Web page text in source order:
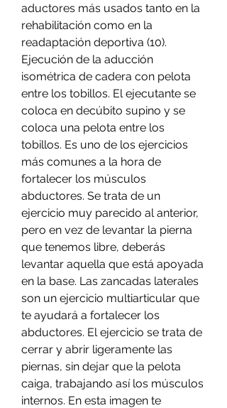
aductores más usados tanto en la
rehabilitación como en la
readaptación deportiva (10).
Ejecución de la aducción
isométrica de cadera con pelota
entre los tobillos. El ejecutante se
coloca en decúbito supino y se
coloca una pelota entre los
tobillos. Es uno de los ejercicios
más comunes a la hora de
fortalecer los músculos
abductores. Se trata de un
ejercicio muy parecido al anterior,
pero en vez de levantar la pierna
que tenemos libre, deberás
levantar aquella que está apoyada
en la base. Las zancadas laterales
son un ejercicio multiarticular que
te ayudará a fortalecer los
abductores. El ejercicio se trata de
cerrar y abrir ligeramente las
piernas, sin dejar que la pelota
caiga, trabajando así los músculos
internos. En esta imagen te